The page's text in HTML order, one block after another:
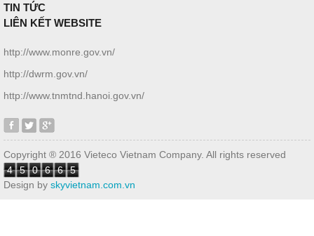
TIN TỨC
LIÊN KẾT WEBSITE
http://www.monre.gov.vn/
http://dwrm.gov.vn/
http://www.tnmtnd.hanoi.gov.vn/
Copyright ® 2016 Vieteco Vietnam Company. All rights reserved
4
5 0 6 6
5
Design by skyvietnam.com.vn